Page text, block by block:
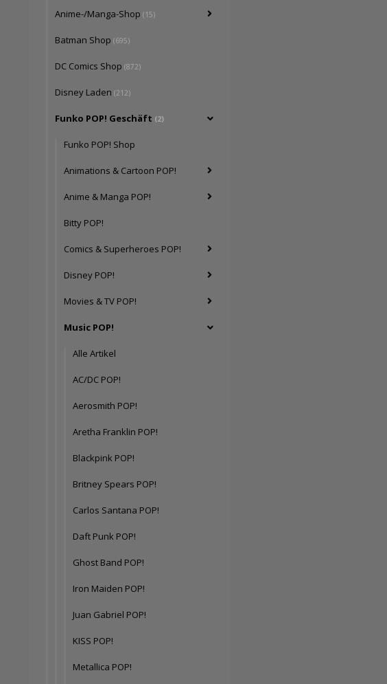
Anime-/Manga-Shop (15)
Batman Shop (695)
DC Comics Shop (872)
Disney Laden (212)
Funko POP! Geschäft (2)
Funko POP! Shop
Animations & Cartoon POP!
Anime & Manga POP!
Bitty POP!
Comics & Superheroes POP!
Disney POP!
Movies & TV POP!
Music POP!
Alle Artikel
AC/DC POP!
Aerosmith POP!
Aretha Franklin POP!
Blackpink POP!
Britney Spears POP!
Carlos Santana POP!
Daft Punk POP!
Ghost Band POP!
Iron Maiden POP!
Juan Gabriel POP!
KISS POP!
Metallica POP!